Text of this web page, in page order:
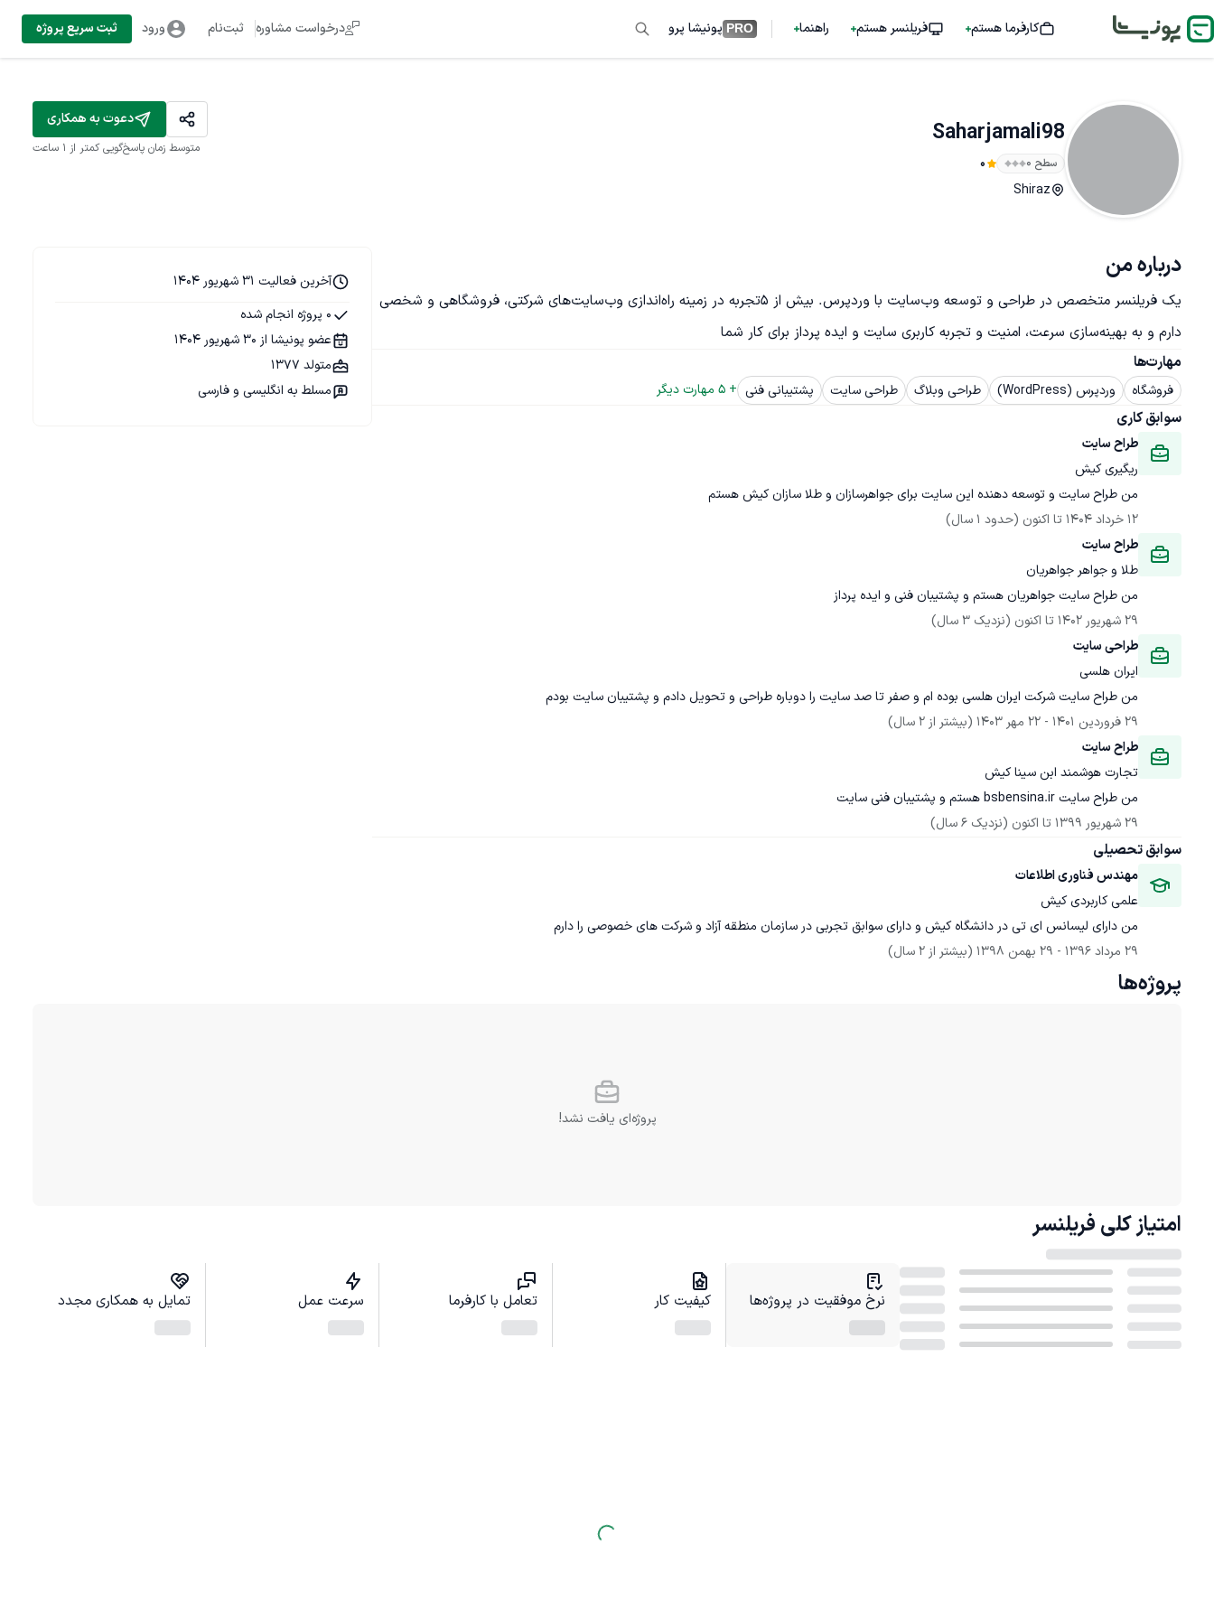
کارفرما هستم فریلنسر هستم راهنما PRO پونیشا پرو درخواست مشاوره ثبت‌نام ورود ثبت سریع پروژه
Saharjamali98
سطح ۰ 0
Shiraz
دعوت به همکاری
متوسط زمان پاسخ‌گویی کمتر از 1 ساعت
درباره من
یک فریلنسر متخصص در طراحی و توسعه وب‌سایت با وردپرس. بیش از ۵تجربه در زمینه راه‌اندازی وب‌سایت‌های شرکتی، فروشگاهی و شخصی
دارم و به بهینه‌سازی سرعت، امنیت و تجربه کاربری سایت و ایده پرداز برای کار شما
مهارت‌ها
فروشگاه وردپرس (WordPress) طراحی وبلاگ طراحی سایت پشتیبانی فنی +
5 مهارت دیگر
سوابق کاری
طراح سایت
ریگیری کیش
من طراح سایت و توسعه دهنده این سایت برای جواهرسازان و طلا سازان کیش هستم
12 خرداد 1404
تا اکنون (حدود 1 سال)
طراح سایت
طلا و جواهر جواهریان
من طراح سایت جواهریان هستم و پشتیبان فنی و ایده پرداز
29 شهریور 1402
تا اکنون (نزدیک 3 سال)
طراحی سایت
ایران هلسی
من طراح سایت شرکت ایران هلسی بوده ام و صفر تا صد سایت را دوباره طراحی و تحویل دادم و پشتیبان سایت بودم
29 فروردین 1401
- 22 مهر 1403
(بیشتر از 2 سال)
طراح سایت
تجارت هوشمند ابن سینا کیش
من طراح سایت bsbensina.ir هستم و پشتیبان فنی سایت
29 شهریور 1399
تا اکنون (نزدیک 6 سال)
سوابق تحصیلی
مهندس فناوری اطلاعات
علمی کاربردی کیش
من دارای لیسانس ای تی در دانشگاه کیش و دارای سوابق تجربی در سازمان منطقه آزاد و شرکت های خصوصی را دارم
29 مرداد 1396
- 29 بهمن 1398 (بیشتر از 2 سال)
آخرین فعالیت 31 شهریور 1404
0 پروژه انجام شده
عضو پونیشا از 30 شهریور 1404
متولد 1377
مسلط به انگلیسی و فارسی
پروژه‌ها
پروژه‌ای یافت نشد!
امتیاز کلی فریلنسر
نرخ موفقیت در پروژه‌ها کیفیت کار تعامل با کارفرما سرعت عمل تمایل به همکاری مجدد